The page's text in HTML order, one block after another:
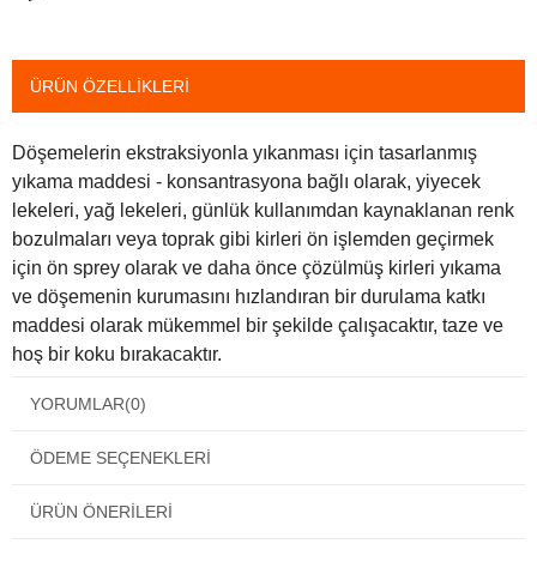
ÜRÜN ÖZELLIKLERI
Döşemelerin ekstraksiyonla yıkanması için tasarlanmış
yıkama maddesi - konsantrasyona bağlı olarak, yiyecek
lekeleri, yağ lekeleri, günlük kullanımdan kaynaklanan renk
bozulmaları veya toprak gibi kirleri ön işlemden geçirmek
için ön sprey olarak ve daha önce çözülmüş kirleri yıkama
ve döşemenin kurumasını hızlandıran bir durulama katkı
maddesi olarak mükemmel bir şekilde çalışacaktır, taze ve
hoş bir koku bırakacaktır.
Kirin yoğunluğuna göre 1:5-1:10 oranında çalışma
solüsyonu hazırlayın.
YORUMLAR(0)
ÖDEME SEÇENEKLERI
ÜRÜN ÖNERILERI